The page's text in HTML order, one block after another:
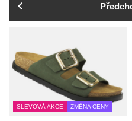
SLEVOVÁ AKCE ZMĚNA CENY